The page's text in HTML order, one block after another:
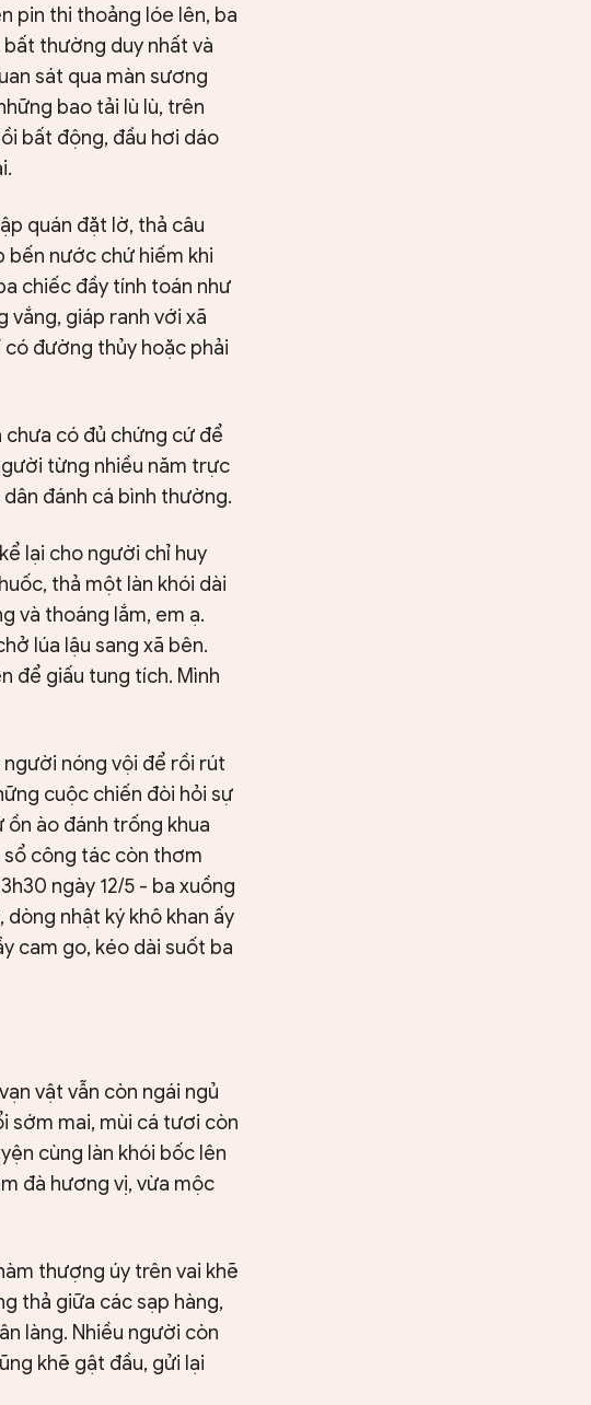
pin thi thoảng lóe lên, ba
thường duy nhất và
sát qua màn sương
bao tải lù lù, trên
bất động, đầu hơi dáo
quán đặt lờ, thả câu
bến nước chứ hiếm khi
chiếc đầy tính toán như
vắng, giáp ranh với xã
đường thủy hoặc phải
có đủ chứng cứ để
từng nhiều năm trực
đánh cá bình thường.
lại cho người chỉ huy
thả một làn khói dài
và thoáng lắm, em ạ.
lúa lậu sang xã bên.
để giấu tung tích. Mình
người nóng vội để rồi rút
cuộc chiến đòi hỏi sự
ào đánh trống khua
công tác còn thơm
ngày 12/5 - ba xuồng
nhật ký khô khan ấy
cam go, kéo dài suốt ba
vật vẫn còn ngái ngủ
sớm mai, mùi cá tươi còn
cùng làn khói bốc lên
đà hương vị, vừa mộc
thượng úy trên vai khẽ
thả giữa các sạp hàng,
làng. Nhiều người còn
khẽ gật đầu, gửi lại